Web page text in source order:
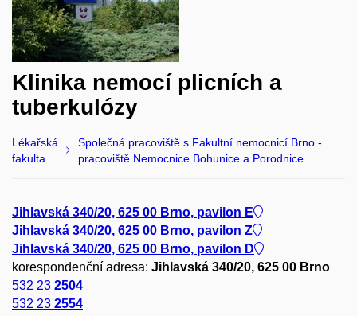
Klinika nemocí plicních a
tuberkulózy
Lékařská
fakulta
Společná pracoviště s Fakultní nemocnicí Brno -
pracoviště Nemocnice Bohunice a Porodnice
Jihlavská 340/20, 625 00 Brno, pavilon E
Jihlavská 340/20, 625 00 Brno, pavilon Z
Jihlavská 340/20, 625 00 Brno, pavilon D
korespondenční adresa: Jihlavská 340/20, 625 00 Brno
532 23 2504
532 23 2554